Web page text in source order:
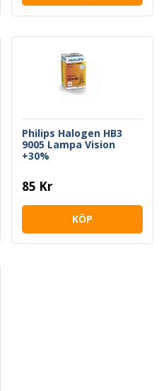
Philips Halogen HB3
9005 Lampa Vision
+30%
85 Kr
KÖP